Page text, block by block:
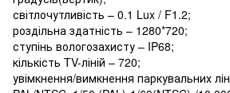
світлочутливість – 0.1 Lux / F1.2;
роздільна здатність – 1280*720;
ступінь вологозахисту – IP68;
кількість TV-ліній – 720;
увімкнення/вимкнення паркувальних